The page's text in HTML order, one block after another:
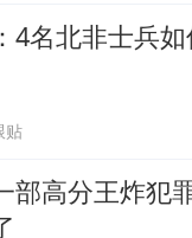
4名北非士兵
贴
部高分王炸犯